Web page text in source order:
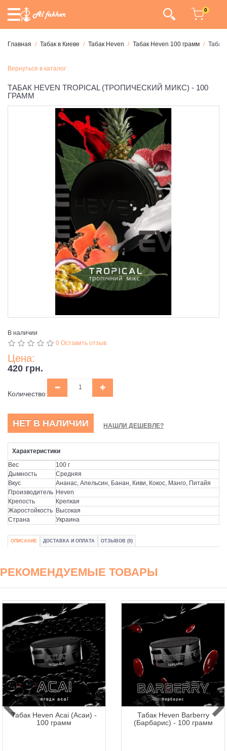
0
Главная Табак в Киеве Табак Heven Табак Heven 100 грамм Табак
Вернуться в каталог
ТАБАК HEVEN TROPICAL (ТРОПИЧЕСКИЙ МИКС) - 100
ГРАММ
В наличии
0 Оставить отзыв
Цена:
420 грн.
Количество
НЕТ В НАЛИЧИИ НАШЛИ ДЕШЕВЛЕ?
Характеристики
Вес
100 г
Дымность
Средняя
Вкус
Ананас, Апельсин, Банан, Киви, Кокос, Манго, Питайя
Производитель Heven
Крепость
Крепкая
Жаростойкость Высокая
Страна
Украина
ОПИСАНИЕ ДОСТАВКА И ОПЛАТА ОТЗЫВОВ (0)
РЕКОМЕНДУЕМЫЕ ТОВАРЫ
Табак Heven Acai (Асаи) -
100 грамм
Табак Heven Barberry
(Барбарис) - 100 грамм